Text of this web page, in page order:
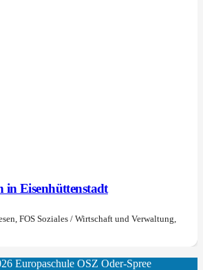
in Eisenhüttenstadt
FOS Soziales / Wirtschaft und Verwaltung,
Europaschule OSZ Oder-Spree